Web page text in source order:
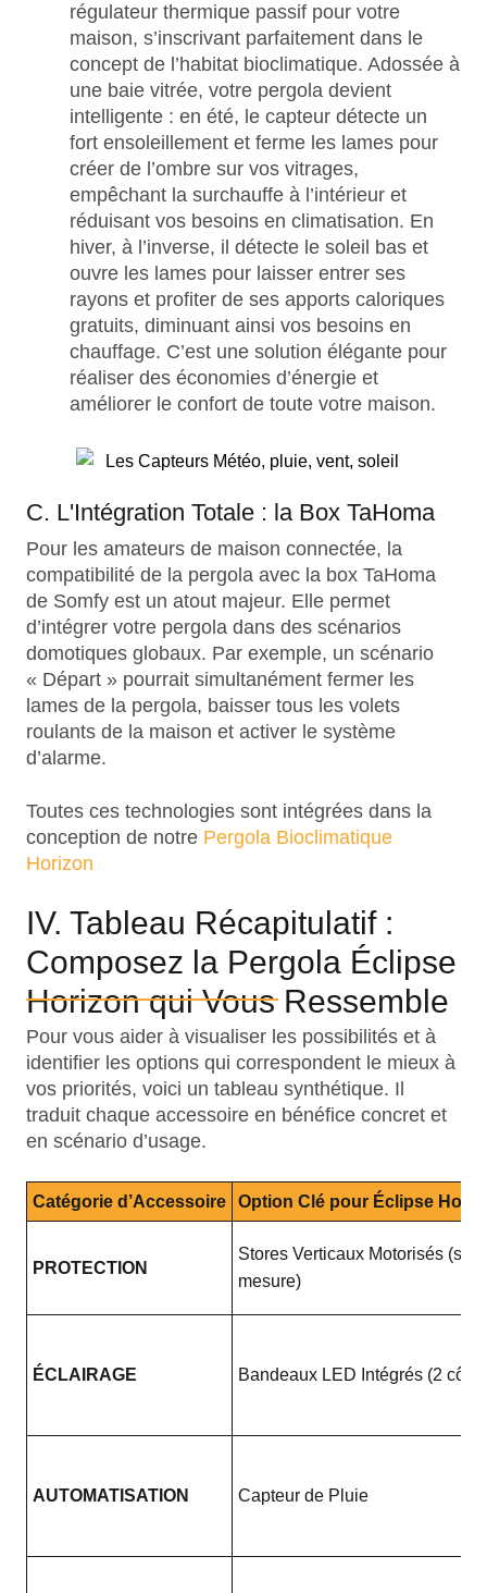
régulateur thermique passif pour votre
maison, s’inscrivant parfaitement dans le
concept de l’habitat bioclimatique. Adossée à
une baie vitrée, votre pergola devient
intelligente : en été, le capteur détecte un
fort ensoleillement et ferme les lames pour
créer de l’ombre sur vos vitrages,
empêchant la surchauffe à l’intérieur et
réduisant vos besoins en climatisation. En
hiver, à l’inverse, il détecte le soleil bas et
ouvre les lames pour laisser entrer ses
rayons et profiter de ses apports caloriques
gratuits, diminuant ainsi vos besoins en
chauffage. C’est une solution élégante pour
réaliser des économies d’énergie et
améliorer le confort de toute votre maison.
C. L'Intégration Totale : la Box TaHoma
Pour les amateurs de maison connectée, la
compatibilité de la pergola avec la box TaHoma
de Somfy est un atout majeur. Elle permet
d’intégrer votre pergola dans des scénarios
domotiques globaux. Par exemple, un scénario
« Départ » pourrait simultanément fermer les
lames de la pergola, baisser tous les volets
roulants de la maison et activer le système
d’alarme.
Toutes ces technologies sont intégrées dans la
conception de notre Pergola Bioclimatique
Horizon
IV. Tableau Récapitulatif :
Composez la Pergola Éclipse
Horizon qui Vous Ressemble
Pour vous aider à visualiser les possibilités et à
identifier les options qui correspondent le mieux à
vos priorités, voici un tableau synthétique. Il
traduit chaque accessoire en bénéfice concret et
en scénario d’usage.
Catégorie d’Accessoire Option Clé pour Éclipse
PROTECTION
Stores Verticaux Motorisés (sur
mesure)
ÉCLAIRAGE Bandeaux LED Intégrés (2
AUTOMATISATION Capteur de Pluie